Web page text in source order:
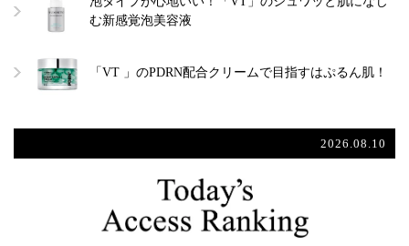
む新感覚泡美容液
「VT 」のPDRN配合クリームで目指すはぷるん肌！
2026.08.10